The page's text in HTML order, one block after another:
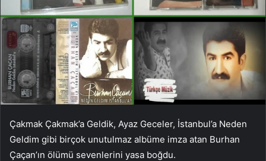
Çakmak Çakmak’a Geldik, Ayaz Geceler, İstanbul’a Neden
Geldim gibi birçok unutulmaz albüme imza atan Burhan
Çaçan’ın ölümü sevenlerini yasa boğdu.